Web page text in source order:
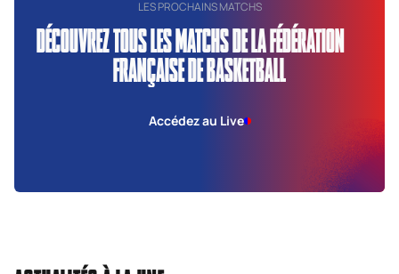
LES PROCHAINS MATCHS
DÉCOUVREZ TOUS LES MATCHS DE LA FÉDÉRATION
FRANÇAISE DE BASKETBALL
Accédez au Live